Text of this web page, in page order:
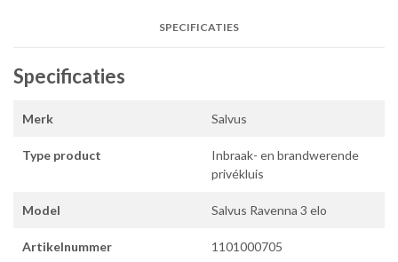
SPECIFICATIES
Specificaties
Merk Salvus
Type product
Inbraak- en brandwerende
privékluis
Model Salvus Ravenna 3 elo
Artikelnummer 1101000705